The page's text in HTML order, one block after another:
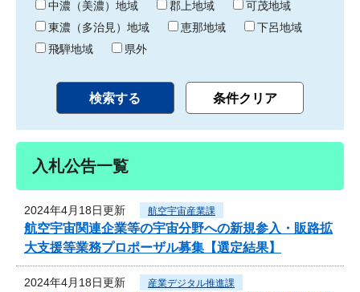
中濃（美濃）地域
郡上地域
可茂地域
東濃（多治見）地域
恵那地域
下呂地域
飛騨地域
県外
入札公告一覧
2024年4月18日更新 航空宇宙産業課
航空宇宙関連企業等の宇宙分野への新規参入・販路拡
大支援等業務プロポーザル募集【選定結果】
2024年4月18日更新 産業デジタル推進課